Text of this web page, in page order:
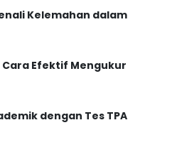
Kelemahan dalam
Cara Efektif Mengukur
dengan Tes TPA